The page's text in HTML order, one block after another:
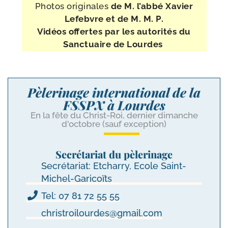
Photos ori­gi­nales de M. l’ab­bé Xavier
Lefebvre et de M. M. P.
Vidéos offertes par les auto­ri­tés du
Sanctuaire de Lourdes
Pèlerinage international de la
FSSPX à Lourdes
En la fête du Christ-Roi, dernier dimanche
d'octobre (sauf exception)
Secrétariat du pèlerinage
Secrétariat: Etcharry, Ecole Saint-
Michel-Garicoïts
Tel: 07 81 72 55 55
christroilourdes@gmail.com